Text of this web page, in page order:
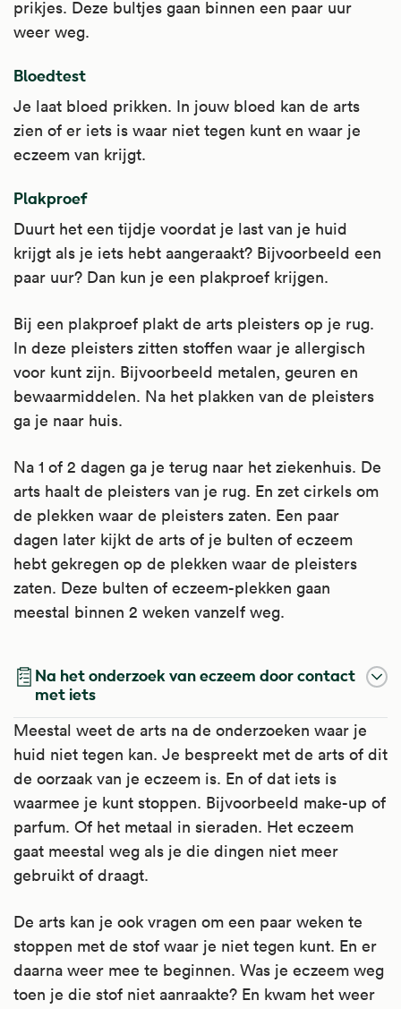
prikjes. Deze bultjes gaan binnen een paar uur
weer weg.
Bloedtest
Je laat bloed prikken. In jouw bloed kan de arts
zien of er iets is waar niet tegen kunt en waar je
eczeem van krijgt.
Plakproef
Duurt het een tijdje voordat je last van je huid
krijgt als je iets hebt aangeraakt? Bijvoorbeeld een
paar uur? Dan kun je een plakproef krijgen.
Bij een plakproef plakt de arts pleisters op je rug.
In deze pleisters zitten stoffen waar je allergisch
voor kunt zijn. Bijvoorbeeld metalen, geuren en
bewaarmiddelen. Na het plakken van de pleisters
ga je naar huis.
Na 1 of 2 dagen ga je terug naar het ziekenhuis. De
arts haalt de pleisters van je rug. En zet cirkels om
de plekken waar de pleisters zaten. Een paar
dagen later kijkt de arts of je bulten of eczeem
hebt gekregen op de plekken waar de pleisters
zaten. Deze bulten of eczeem-plekken gaan
meestal binnen 2 weken vanzelf weg.
Na het onderzoek van eczeem door contact
met iets
Meestal weet de arts na de onderzoeken waar je
huid niet tegen kan. Je bespreekt met de arts of dit
de oorzaak van je eczeem is. En of dat iets is
waarmee je kunt stoppen. Bijvoorbeeld make-up of
parfum. Of het metaal in sieraden. Het eczeem
gaat meestal weg als je die dingen niet meer
gebruikt of draagt.
De arts kan je ook vragen om een paar weken te
stoppen met de stof waar je niet tegen kunt. En er
daarna weer mee te beginnen. Was je eczeem weg
toen je die stof niet aanraakte? En kwam het weer